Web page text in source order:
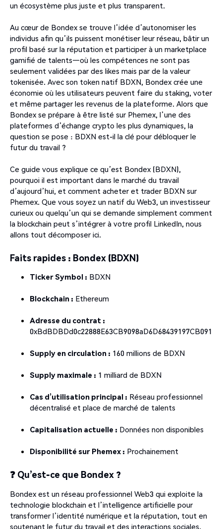
un écosystème plus juste et plus transparent.
Au cœur de Bondex se trouve l’idée d’autonomiser les
individus afin qu’ils puissent monétiser leur réseau, bâtir un
profil basé sur la réputation et participer à un marketplace
gamifié de talents—où les compétences ne sont pas
seulement validées par des likes mais par de la valeur
tokenisée. Avec son token natif BDXN, Bondex crée une
économie où les utilisateurs peuvent faire du staking, voter
et même partager les revenus de la plateforme. Alors que
Bondex se prépare à être listé sur Phemex, l’une des
plateformes d’échange crypto les plus dynamiques, la
question se pose : BDXN est-il la clé pour débloquer le
futur du travail ?
Ce guide vous explique ce qu’est Bondex (BDXN),
pourquoi il est important dans le marché du travail
d’aujourd’hui, et comment acheter et trader BDXN sur
Phemex. Que vous soyez un natif du Web3, un investisseur
curieux ou quelqu’un qui se demande simplement comment
la blockchain peut s’intégrer à votre profil LinkedIn, nous
allons tout décomposer ici.
Faits rapides : Bondex (BDXN)
Ticker Symbol : BDXN
Blockchain : Ethereum
Adresse du contrat :
0xBdBDBDd0c22888E63CB9098aD6D68439197CB091
Supply en circulation : 160 millions de BDXN
Supply maximale : 1 milliard de BDXN
Cas d’utilisation principal : Réseau professionnel
décentralisé et place de marché de talents
Capitalisation actuelle : Données non disponibles
Disponibilité sur Phemex : Prochainement
❓ Qu’est-ce que Bondex ?
Bondex est un réseau professionnel Web3 qui exploite la
technologie blockchain et l’intelligence artificielle pour
transformer l’identité numérique et la réputation, tout en
soutenant le futur du travail et des interactions sociales.